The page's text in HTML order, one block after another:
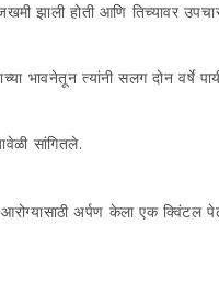
झाली होती आणि तिच्यावर
भावनेतून त्यांनी सलग दोन वर्षे
सांगितले.
आरोग्यासाठी अर्पण केला एक क्विंटल